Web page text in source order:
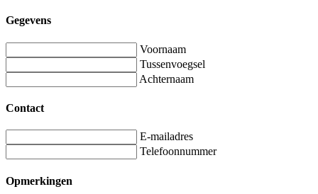
Gegevens
Voornaam
Tussenvoegsel
Achternaam
Contact
E-mailadres
Telefoonnummer
Opmerkingen